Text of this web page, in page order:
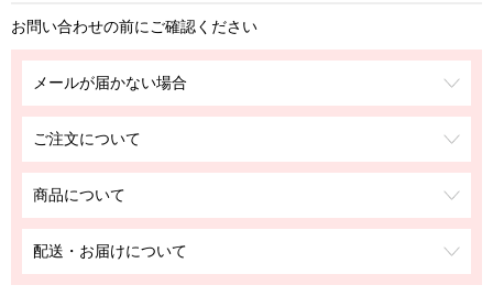
お問い合わせの前にご確認ください
メールが届かない場合
ご注文について
商品について
配送・お届けについて